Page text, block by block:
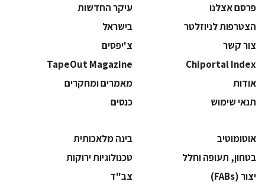
פרסם אצלנו
עיקר החדשות
הצטרפות לניוזלטר
בישראל
צור קשר
צ'יפסים
Chiportal Index
TapeOut Magazine
אודות
מאמרים ומחקרים
תנאי שימוש
כנסים
אוטומוטיב
בינה מלאכותית
בטחון, תעופה וחלל
‫טכנולוגיות ירוקות‬
‫יצור (‪(FABs‬‬
‫צב"ד‬